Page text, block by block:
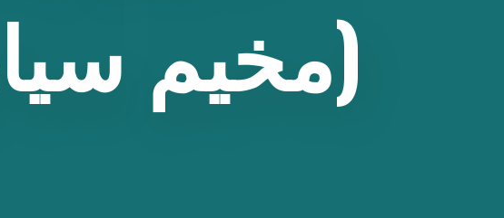
(مخيم